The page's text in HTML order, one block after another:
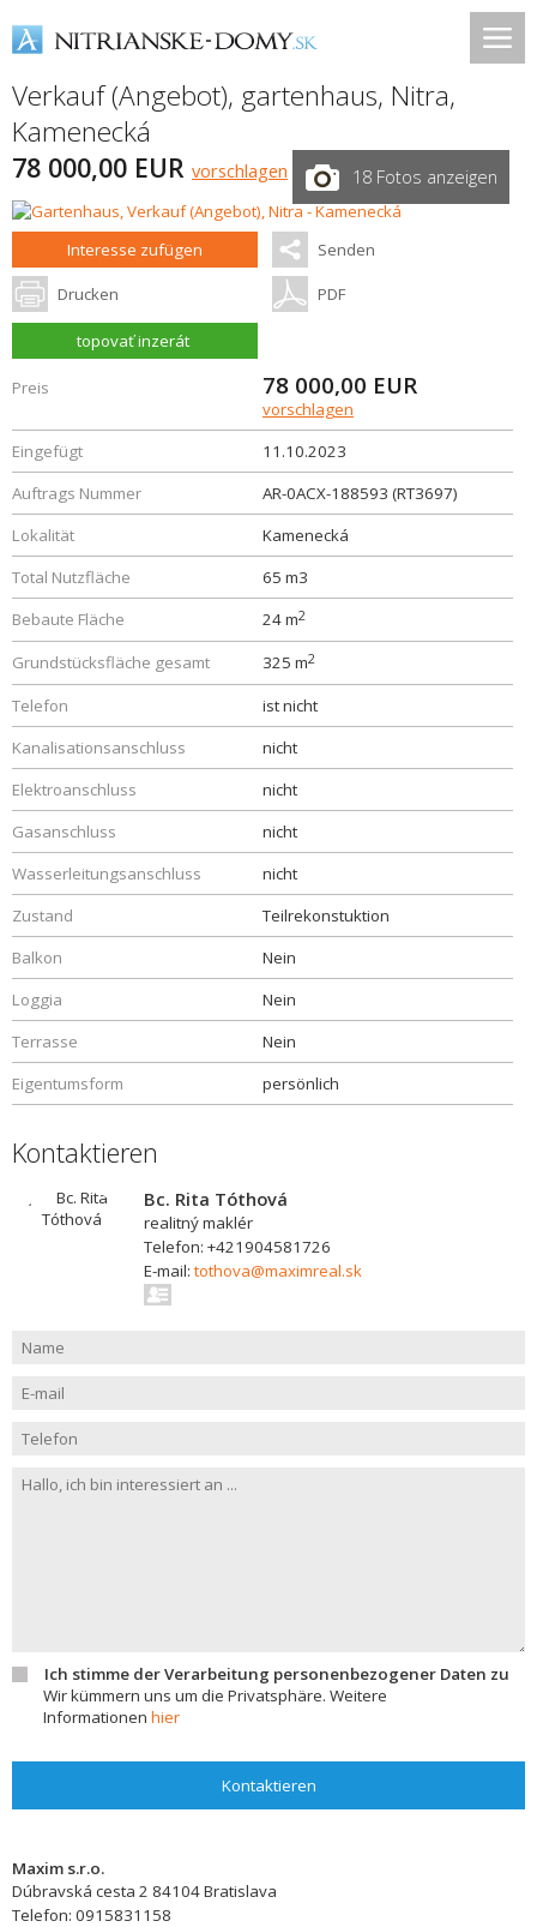
Verkauf (Angebot), gartenhaus, Nitra,
Kamenecká
78 000,00 EUR vorschlagen 18 Fotos anzeigen
Interesse zufügen Senden
Drucken PDF
topovať inzerát
Preis 78 000,00 EUR
vorschlagen
Eingefügt
11.10.2023
Auftrags Nummer
AR-0ACX-188593 (RT3697)
Lokalität
Kamenecká
Total Nutzfläche
65 m3
Bebaute Fläche
24 m2
Grundstücksfläche gesamt 325 m2
Telefon
ist nicht
Kanalisationsanschluss
nicht
Elektroanschluss
nicht
Gasanschluss
nicht
Wasserleitungsanschluss
nicht
Zustand
Teilrekonstuktion
Balkon
Nein
Loggia
Nein
Terrasse
Nein
Eigentumsform
persönlich
Kontaktieren
Bc. Rita Tóthová
realitný maklér
Telefon: +421904581726
E-mail: tothova@maximreal.sk
Ich stimme der Verarbeitung personenbezogener Daten zu
Wir kümmern uns um die Privatsphäre. Weitere
Informationen hier
Kontaktieren
Maxim s.r.o.
Dúbravská cesta 2 84104Bratislava
Telefon: 0915831158